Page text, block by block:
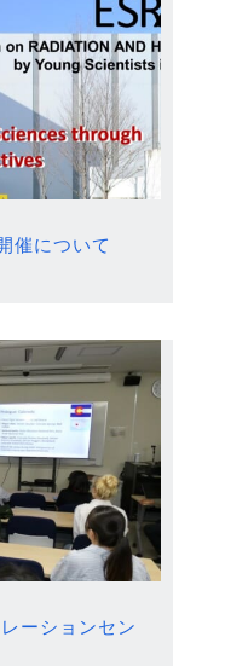
催について
ーションセン